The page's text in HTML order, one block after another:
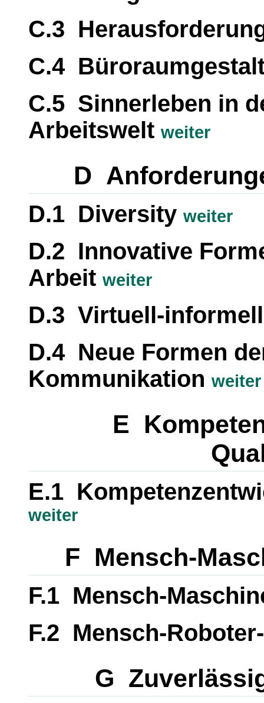
C.3
C.4
C.5 Sinnerleben in
Arbeitswelt weiter
D
D.1 Diversity weiter
D.2 Innovative
Arbeit weiter
D.3 Virtuell-
D.4 Neue Formen
Kommunikation weiter
E
E.1
weiter
F Mensch-
F.1 Mensch-
F.2 Mensch-
G